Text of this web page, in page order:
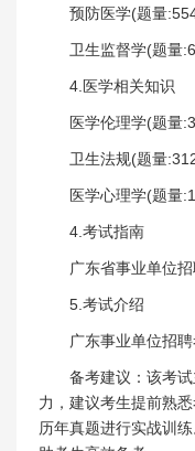
预防医学(题量
卫生监督学(题量
4.医学相关知识
医学伦理学(题量
卫生法规(题量
医学心理学(题量
4.考试指南
广东省事业单位
5.考试介绍
广东事业单位招
备考建议：该考
力，建议考生提前熟
历年真题进行实战训